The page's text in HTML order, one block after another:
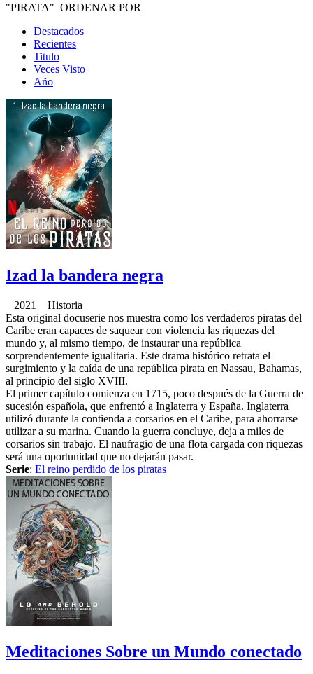
"PIRATA" ORDENAR POR
Destacados
Recientes
Titulo
Veces Visto
Año
Izad la bandera negra
2021 Historia
Esta original docuserie nos muestra como los verdaderos piratas del
Caribe eran capaces de saquear con violencia las riquezas del
mundo y, al mismo tiempo, de instaurar una república
sorprendentemente igualitaria. Este drama histórico retrata el
surgimiento y la caída de una república pirata en Nassau, Bahamas,
al principio del siglo XVIII.
El primer capítulo comienza en 1715, poco después de la Guerra de
sucesión española, que enfrentó a Inglaterra y España. Inglaterra
utilizó durante la contienda a corsarios en el Caribe, para ahorrarse
utilizar a su marina. Cuando la guerra concluye, deja a miles de
corsarios sin trabajo. El naufragio de una flota cargada con riquezas
será una oportunidad que no dejarán pasar.
Serie: El reino perdido de los piratas
Meditaciones Sobre un Mundo conectado